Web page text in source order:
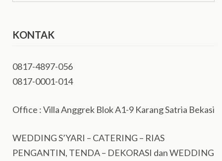
KONTAK
0817-4897-056
0817-0001-014
Office : Villa Anggrek Blok A1-9 Karang Satria Bekasi
WEDDING S’YARI – CATERING – RIAS
PENGANTIN, TENDA – DEKORASI dan WEDDING